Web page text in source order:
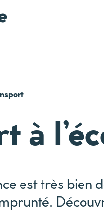
à
est très bien